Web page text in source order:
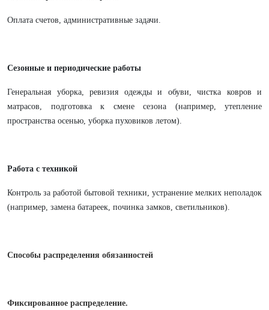
Оплата счетов, административные задачи.
Сезонные и периодические работы
Генеральная уборка, ревизия одежды и обуви, чистка ковров и
матрасов, подготовка к смене сезона (например, утепление
пространства осенью, уборка пуховиков летом).
Работа с техникой
Контроль за работой бытовой техники, устранение мелких неполадок
(например, замена батареек, починка замков, светильников).
Способы распределения обязанностей
Фиксированное распределение.